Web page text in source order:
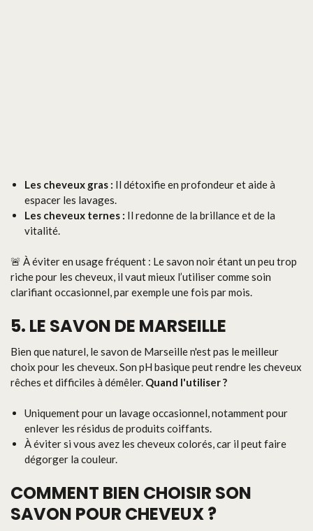
Les cheveux gras : Il détoxifie en profondeur et aide à
espacer les lavages.
Les cheveux ternes : Il redonne de la brillance et de la
vitalité.
🚨 À éviter en usage fréquent : Le savon noir étant un peu trop
riche pour les cheveux, il vaut mieux l’utiliser comme soin
clarifiant occasionnel, par exemple une fois par mois.
5. LE SAVON DE MARSEILLE
Bien que naturel, le savon de Marseille n'est pas le meilleur
choix pour les cheveux. Son pH basique peut rendre les cheveux
rêches et difficiles à démêler. Quand l'utiliser ?
Uniquement pour un lavage occasionnel, notamment pour
enlever les résidus de produits coiffants.
À éviter si vous avez les cheveux colorés, car il peut faire
dégorger la couleur.
COMMENT BIEN CHOISIR SON
SAVON POUR CHEVEUX ?